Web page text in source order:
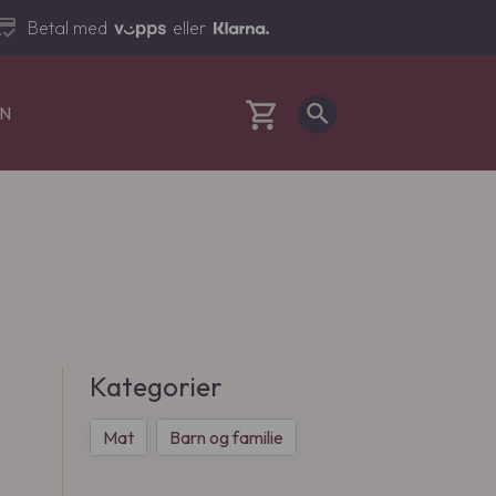
Betal med eller
shopping_cart
Cart search
Kategorier
Mat Barn og familie